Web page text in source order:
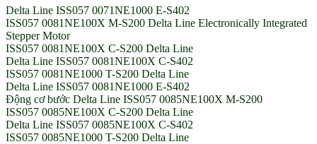
Delta Line ISS057 0071NE1000 E-S402
ISS057 0081NE100X M-S200 Delta Line Electronically Integrated
Stepper Motor
ISS057 0081NE100X C-S200 Delta Line
Delta Line ISS057 0081NE100X C-S402
ISS057 0081NE1000 T-S200 Delta Line
Delta Line ISS057 0081NE1000 E-S402
Động cơ bước Delta Line ISS057 0085NE100X M-S200
ISS057 0085NE100X C-S200 Delta Line
Delta Line ISS057 0085NE100X C-S402
ISS057 0085NE1000 T-S200 Delta Line